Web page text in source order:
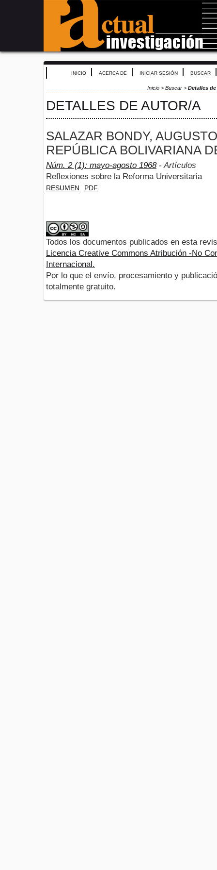
INICIO ACERCA DE INICIAR SESIÓN BUSCAR
Inicio > Buscar > Detalles
DETALLES DE AUTOR/A
SALAZAR BONDY,
REPÚBLICA BOLIVARIANA
Núm. 2 (1): mayo-agosto 1968- Artículos
Reflexiones sobre la Reforma Universitaria
RESUMEN PDF
Todos los documentos publicados en esta
Licencia Creative Commons Atribución -No
Internacional.
Por lo que el envío, procesamiento y
totalmente gratuito.